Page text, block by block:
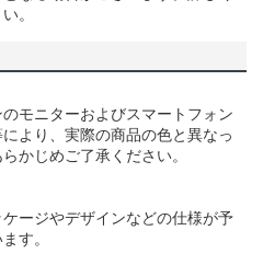
。
モニターおよびスマートフォン
より、実際の商品の色と異なっ
かじめご了承ください。
ージやデザインなどの仕様が予
す。